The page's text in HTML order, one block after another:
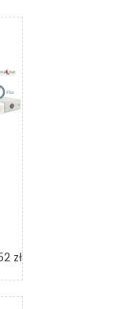
złZakres
cen:
od